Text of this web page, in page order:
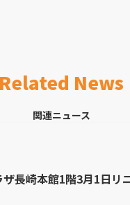
Related News
関連ニュース
長崎本館1階3月1日